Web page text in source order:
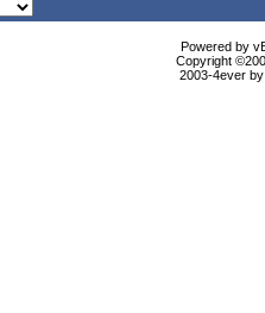
Powered by
Copyright
2003-4ever